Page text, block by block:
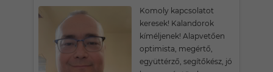
Komoly kapcsolatot
keresek! Kalandorok
kíméljenek! Alapvetően
optimista, megértő,
együttérző, segítőkész, jó